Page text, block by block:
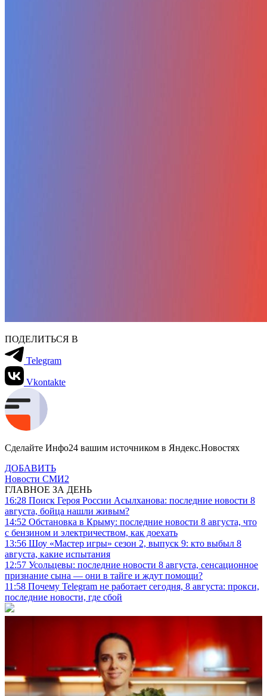
ПОДЕЛИТЬСЯ В
Telegram
Vkontakte
Сделайте Инфо24 вашим источником в Яндекс.Новостях
ДОБАВИТЬ
Новости СМИ2
ГЛАВНОЕ ЗА ДЕНЬ
16:28 Поиск Героя России Асылханова: последние новости 8
августа, бойца нашли живым?
14:52 Обстановка в Крыму: последние новости 8 августа, что
с бензином и электричеством, как доехать
13:56 Шоу «Мастер игры» сезон 2, выпуск 9: кто выбыл 8
августа, какие испытания
12:57 Усольцевы: последние новости 8 августа, сенсационное
признание сына — они в тайге и ждут помощи?
11:58 Почему Telegram не работает сегодня, 8 августа: прокси,
последние новости, где сбой